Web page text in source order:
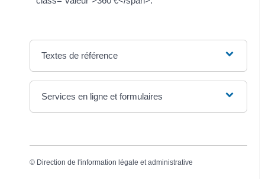
Textes de référence
Services en ligne et formulaires
© Direction de l'information légale et administrative